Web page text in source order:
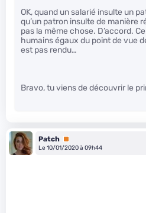
OK, quand un salarié insulte un
qu’un patron insulte de manière
pas la même chose. D’accord.
humains égaux du point de vue
est pas rendu…
Bravo, tu viens de découvrir le
Patch Premium
Le 10/01/2020 à 09h44